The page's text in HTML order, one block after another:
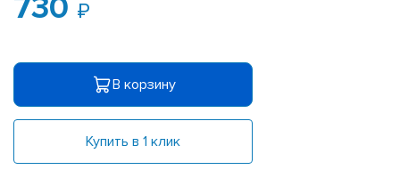
730
В корзину
Купить в 1 клик